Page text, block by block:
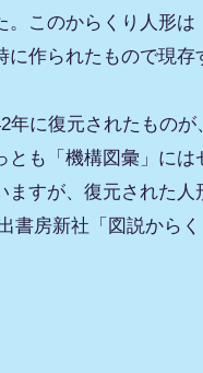
。このからくり人形
作られたもので現存
年に復元されたもの
とも「機構図彙」に
ますが、復元された人
房新社「図説からく